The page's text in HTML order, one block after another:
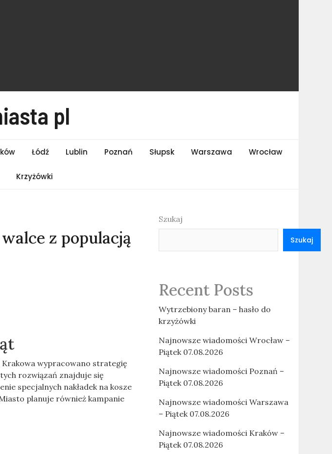
pl
Łódź Lublin Poznań Słupsk Warszawa Wrocław
Krzyżówki
z populacją
Krakowa wypracowano strategię
rozwiązań znajduje się
specjalnych nakładek na kosze
planuje również kampanie
Szukaj
Szukaj
Recent Posts
Wytrzebiony baran – hasło do
krzyżówki
Najnowsze wiadomości Wrocław –
Piątek 07.08.2026
Najnowsze wiadomości Poznań –
Piątek 07.08.2026
Najnowsze wiadomości Warszawa
– Piątek 07.08.2026
Najnowsze wiadomości Kraków –
Piątek 07.08.2026